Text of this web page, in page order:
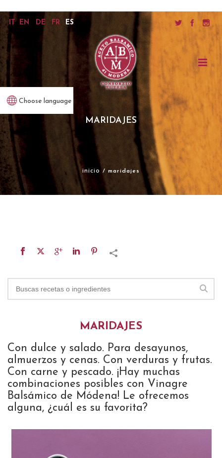
Choose language
MARIDAJES
inicio / maridajes
IT EN DE FR ES
MARIDAJES
Con dulce y salado. Para desayunos,
almuerzos y cenas. Con verduras y frutas.
Con carne y pescado. ¡Hay muchas
combinaciones posibles con Vinagre
Balsámico de Módena! Le ofrecemos
alguna, ¿cuál es su favorita?